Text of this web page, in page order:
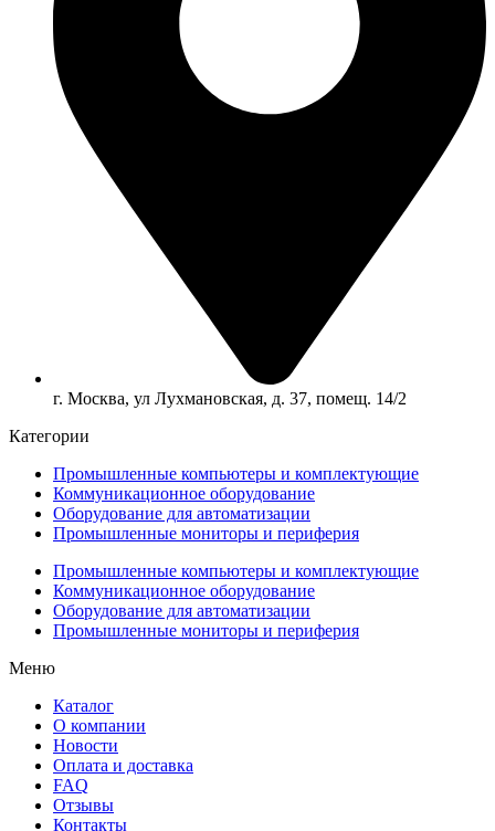
г. Москва, ул Лухмановская, д. 37, помещ. 14/2
Категории
Промышленные компьютеры и комплектующие
Коммуникационное оборудование
Оборудование для автоматизации
Промышленные мониторы и периферия
Промышленные компьютеры и комплектующие
Коммуникационное оборудование
Оборудование для автоматизации
Промышленные мониторы и периферия
Меню
Каталог
О компании
Новости
Оплата и доставка
FAQ
Отзывы
Контакты